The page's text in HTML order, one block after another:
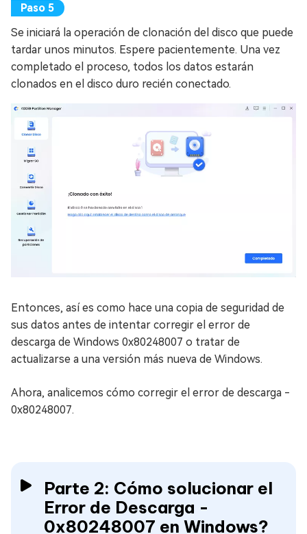
Se iniciará la operación de clonación del disco que puede
tardar unos minutos. Espere pacientemente. Una vez
completado el proceso, todos los datos estarán
clonados en el disco duro recién conectado.
Entonces, así es como hace una copia de seguridad de
sus datos antes de intentar corregir el error de
descarga de Windows 0x80248007 o tratar de
actualizarse a una versión más nueva de Windows.
Ahora, analicemos cómo corregir el error de descarga -
0x80248007.
Parte 2: Cómo solucionar el
Error de Descarga -
0x80248007 en Windows?